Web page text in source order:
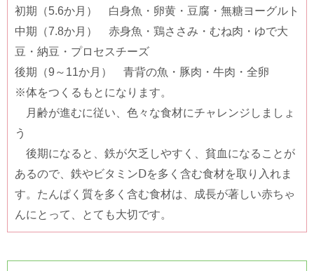
初期（5.6か月） 白身魚・卵黄・豆腐・無糖ヨーグルト
中期（7.8か月） 赤身魚・鶏ささみ・むね肉・ゆで大
豆・納豆・プロセスチーズ
後期（9～11か月） 青背の魚・豚肉・牛肉・全卵
※体をつくるもとになります。
月齢が進むに従い、色々な食材にチャレンジしましょ
う
後期になると、鉄が欠乏しやすく、貧血になることが
あるので、鉄やビタミンⅮを多く含む食材を取り入れま
す。たんぱく質を多く含む食材は、成長が著しい赤ちゃ
んにとって、とても大切です。